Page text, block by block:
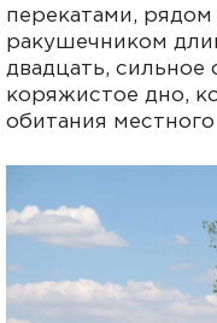
перекатами,
ракушечником
двадцать, сильное
коряжистое дно,
обитания